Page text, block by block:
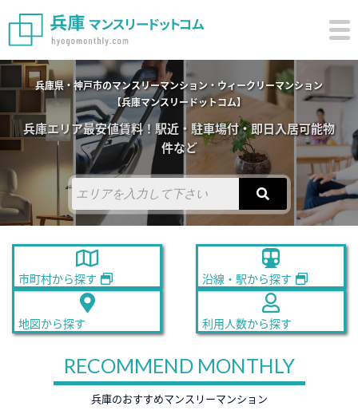
兵庫県・神戸市のマンスリーマンション・ウィークリーマンション
【兵庫マンスリードットコム】
兵庫エリア最安値賃料！駅近・駐車場付・即日入居可能物
件など
市町村から探す 沿線・駅から探す
地図から探す 利用人数から探す
RECOMMEND MONTHLY
兵庫のおすすめマンスリーマンション